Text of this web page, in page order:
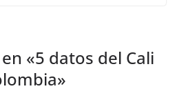
«5 datos del Cali
»